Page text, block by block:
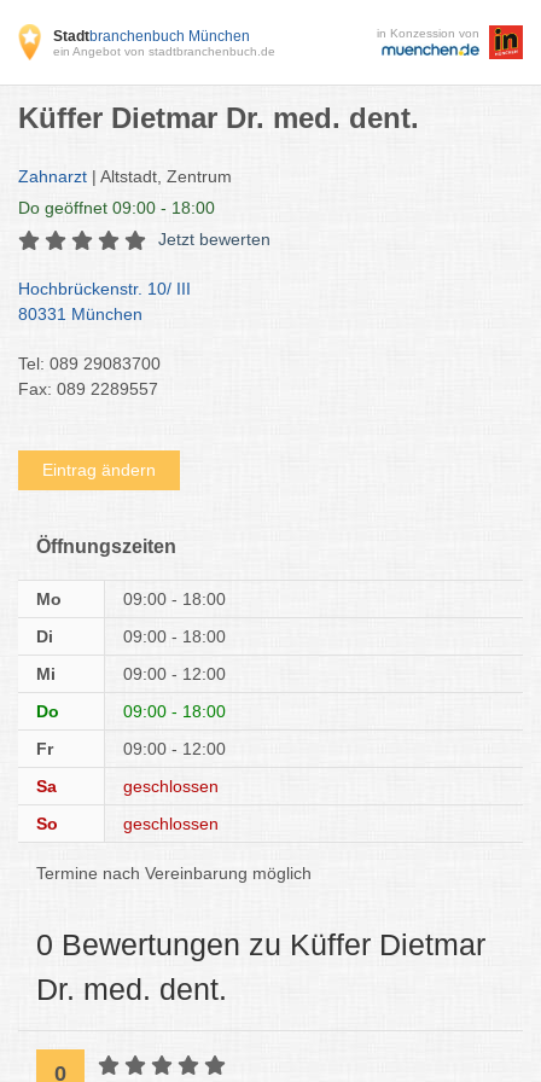
Stadtbranchenbuch München
ein Angebot von stadtbranchenbuch.de
in Konzession von
Küffer Dietmar Dr. med. dent.
Zahnarzt | Altstadt, Zentrum
Do geöffnet 09:00 - 18:00
Jetzt bewerten
Hochbrückenstr. 10/ III
80331 München
Tel: 089 29083700
Fax: 089 2289557
Eintrag ändern
Öffnungszeiten
Mo
09:00 - 18:00
Di
09:00 - 18:00
Mi
09:00 - 12:00
Do
09:00 - 18:00
Fr
09:00 - 12:00
Sa
geschlossen
So
geschlossen
Termine nach Vereinbarung möglich
0 Bewertungen zu Küffer Dietmar
Dr. med. dent.
0